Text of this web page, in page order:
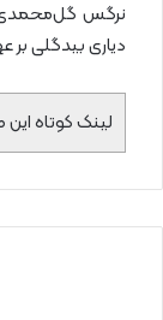
نرگس
دیاری بیدگلی بر
لینک کوتاه